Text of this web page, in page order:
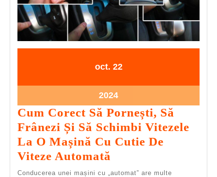
În
2025
oct.22.10.2024
2222.10.2024
202422.10.2024
Cum Corect Să Pornești, Să
Frânezi Și Să Schimbi Vitezele
La O Mașină Cu Cutie De
Viteze Automată
Corect
Conducerea unei mașini cu „automat” are multe